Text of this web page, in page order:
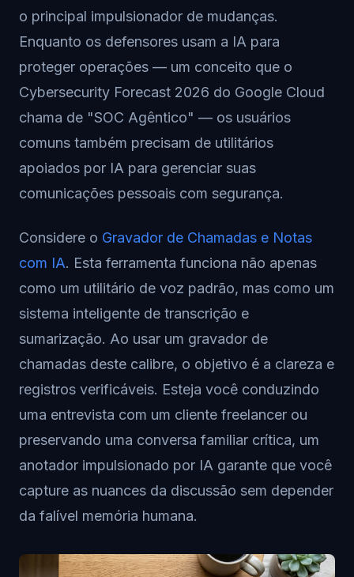
o principal impulsionador de mudanças.
Enquanto os defensores usam a IA para
proteger operações — um conceito que o
Cybersecurity Forecast 2026 do Google Cloud
chama de "SOC Agêntico" — os usuários
comuns também precisam de utilitários
apoiados por IA para gerenciar suas
comunicações pessoais com segurança.
Considere o Gravador de Chamadas e Notas
com IA. Esta ferramenta funciona não apenas
como um utilitário de voz padrão, mas como um
sistema inteligente de transcrição e
sumarização. Ao usar um gravador de
chamadas deste calibre, o objetivo é a clareza e
registros verificáveis. Esteja você conduzindo
uma entrevista com um cliente freelancer ou
preservando uma conversa familiar crítica, um
anotador impulsionado por IA garante que você
capture as nuances da discussão sem depender
da falível memória humana.